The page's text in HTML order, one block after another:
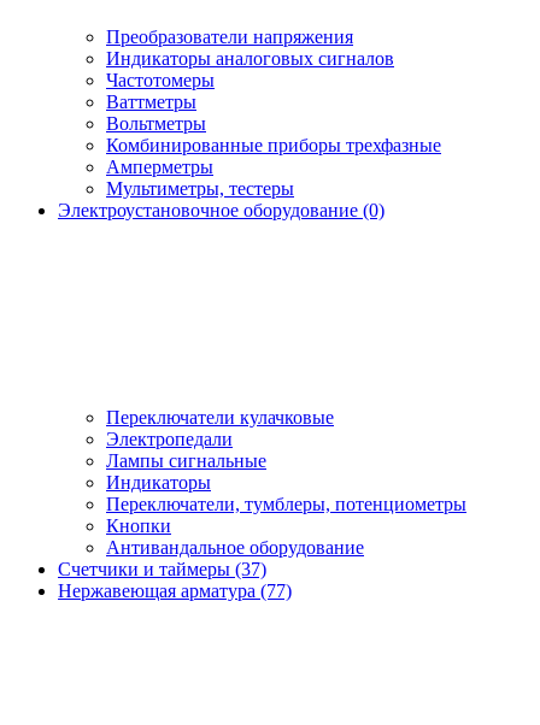
Преобразователи напряжения
Индикаторы аналоговых сигналов
Частотомеры
Ваттметры
Вольтметры
Комбинированные приборы трехфазные
Амперметры
Мультиметры, тестеры
Электроустановочное оборудование (0)
Переключатели кулачковые
Электропедали
Лампы сигнальные
Индикаторы
Переключатели, тумблеры, потенциометры
Кнопки
Антивандальное оборудование
Счетчики и таймеры (37)
Нержавеющая арматура (77)